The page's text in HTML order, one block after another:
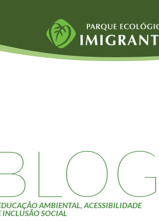
Fauna e Flora
Liquens
Tucano do Bico
AMBIENTAL, ACESSIBILIDADE
INCLUSÃO SOCIAL